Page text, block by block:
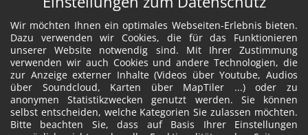
Wir möchten Ihnen ein optimales Webseiten-Erlebnis bieten.
Dazu verwenden wir Cookies, die für das Funktionieren
unserer Website notwendig sind. Mit Ihrer Zustimmung
verwenden wir auch Cookies und andere Technologien, die
zur Anzeige externer Inhalte (Videos über Youtube, Audios
über Soundcloud, Karten über MapTiler ...) oder zu
anonymen Statistikzwecken genutzt werden. Sie können
selbst entscheiden, welche Kategorien Sie zulassen möchten.
Bitte beachten Sie, dass auf Basis Ihrer Einstellungen